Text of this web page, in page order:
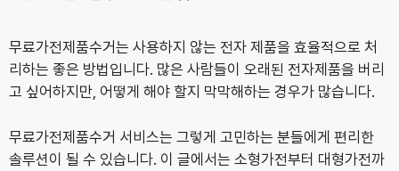
무료가전제품수거는 사용하지 않는 전자 제품을 효율적으로 처
리하는 좋은 방법입니다. 많은 사람들이 오래된 전자제품을 버리
고 싶어하지만, 어떻게 해야 할지 막막해하는 경우가 많습니다.
무료가전제품수거 서비스는 그렇게 고민하는 분들에게 편리한
솔루션이 될 수 있습니다. 이 글에서는 소형가전부터 대형가전까